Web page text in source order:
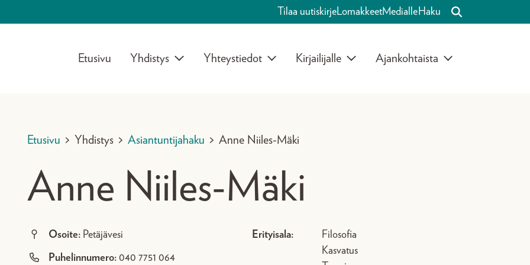
Tilaa uutiskirjeLomakkeetMedialleHaku
Etusivu Yhdistys Yhteystiedot Kirjailijalle Ajankohtaista
Etusivu > Yhdistys > Asiantuntijahaku > Anne Niiles-Mäki
Anne Niiles-Mäki
Osoite: Petäjävesi
Puhelinnumero: 040 7751 064
Erityisala:
Filosofia
Kasvatus